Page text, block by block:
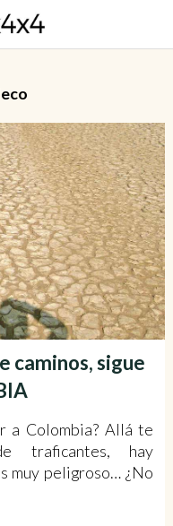
caminos, sigue
a Colombia? Allá te
traficantes, hay
muy peligroso… ¿No